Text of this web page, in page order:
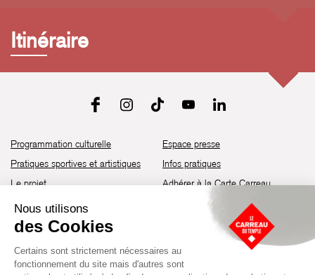
Itinéraire
Programmation culturelle
Pratiques sportives et artistiques
Le projet
Brochure de saison 25-26
Découvrir les espaces
Devenir partenaire
Espace presse
Infos pratiques
Adhérer à la Carte Carreau
Guide d’accessibilité